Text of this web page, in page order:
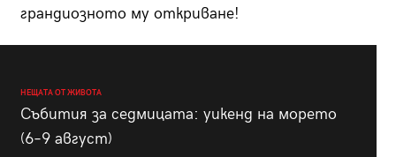
грандиозното му откриване!
НЕЩАТА ОТ ЖИВОТА
Събития за седмицата: уикенд на морето
(6–9 август)